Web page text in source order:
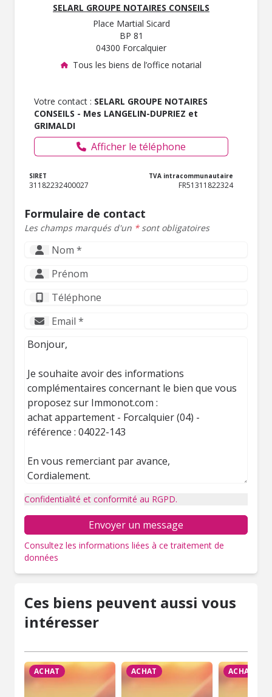
SELARL GROUPE NOTAIRES CONSEILS
Place Martial Sicard
BP 81
04300 Forcalquier
Tous les biens de l’office notarial
Votre contact : SELARL GROUPE NOTAIRES
CONSEILS - Mes LANGELIN-DUPRIEZ et
GRIMALDI
Afficher le téléphone
SIRET
31182232400027
TVA intracommunautaire
FR51311822324
Formulaire de contact
Les champs marqués d'un *sont obligatoires
Confidentialité et conformité au RGPD.
Envoyer un message
Consultez les informations liées à ce traitement de
données
Ces biens peuvent aussi vous
intéresser
ACHAT ACHAT ACHAT